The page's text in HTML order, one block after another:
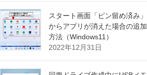
スタート画面「ピン留め済み」
からアプリが消えた場合の追加
方法（Windows11）
2022年12月31日